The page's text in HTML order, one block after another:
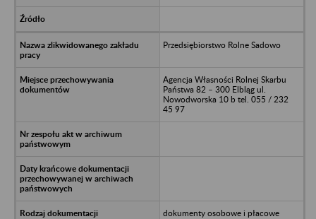
Przedsiębiorstwo Rolne Sadowo
Agencja Własności Rolnej Skarbu
Państwa 82 – 300 Elbląg ul.
Nowodworska 10 b tel. 055 / 232
45 97
dokumenty osobowe i płacowe